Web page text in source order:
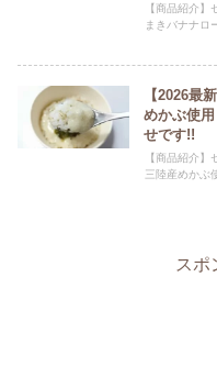
【商品紹介
まきバナナロ
【2026最
めかぶ使
せです!!
【商品紹介】
三陸産めかぶ
スポ